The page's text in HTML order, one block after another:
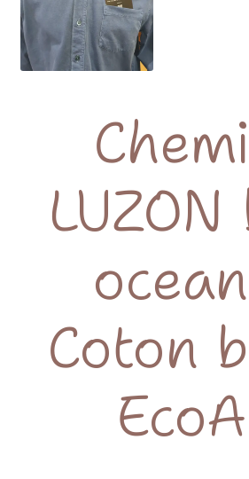
Coton